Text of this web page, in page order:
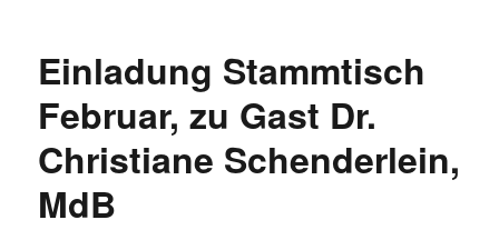
Einladung Stammtisch
Februar, zu Gast Dr.
Christiane Schenderlein,
MdB